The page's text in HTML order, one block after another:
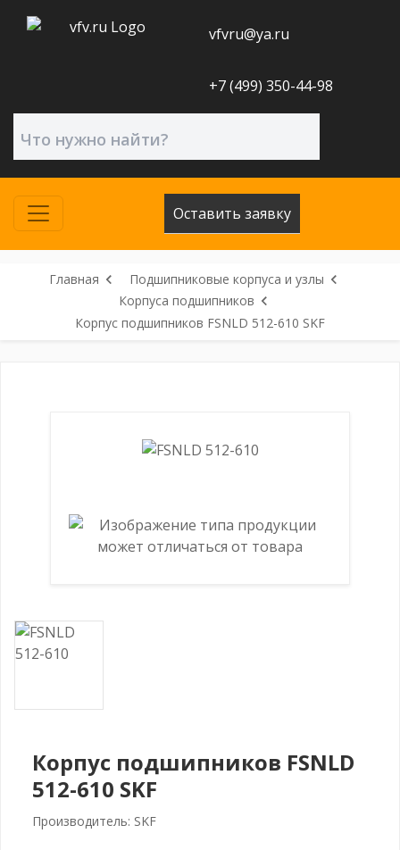
vfvru@ya.ru
+7 (499) 350-44-98
Оставить заявку
Главная
Подшипниковые корпуса и узлы
Корпуса подшипников
Корпус подшипников FSNLD 512-610 SKF
Корпус подшипников FSNLD
512-610 SKF
Производитель: SKF